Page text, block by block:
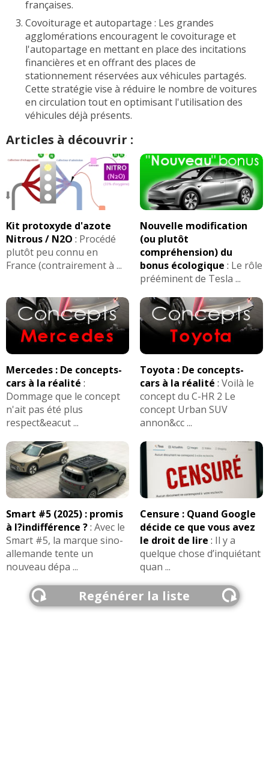
françaises.
Covoiturage et autopartage : Les grandes
agglomérations encouragent le covoiturage et
l'autopartage en mettant en place des incitations
financières et en offrant des places de
stationnement réservées aux véhicules partagés.
Cette stratégie vise à réduire le nombre de voitures
en circulation tout en optimisant l'utilisation des
véhicules déjà présents.
Articles à découvrir :
Kit protoxyde d'azote
Nitrous / N2O : Procédé
plutôt peu connu en
France (contrairement à ...
Nouvelle modification
(ou plutôt
compréhension) du
bonus écologique : Le rôle
prééminent de Tesla ...
Mercedes : De concepts-
cars à la réalité :
Dommage que le concept
n'ait pas été plus
respect&eacut ...
Toyota : De concepts-
cars à la réalité : Voilà le
concept du C-HR 2 Le
concept Urban SUV
annon&cc ...
Smart #5 (2025) : promis
à l?indifférence ?: Avec le
Smart #5, la marque sino-
allemande tente un
nouveau dépa ...
Censure : Quand Google
décide ce que vous avez
le droit de lire : Il y a
quelque chose d’inquiétant
quan ...
Regénérer la liste